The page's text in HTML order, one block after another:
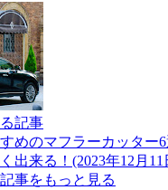
記事
めのマフラーカッター
出来る！(2023年12月11
事をもっと見る